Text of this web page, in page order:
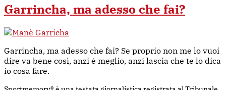
Garrincha, ma adesso che fai?
Garrincha, ma adesso che fai? Se proprio non me lo vuoi
dire va bene così, anzi è meglio, anzi lascia che te lo dica
io cosa fare.